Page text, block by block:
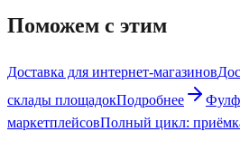
Поможем с этим
Доставка для интернет-магазинов
склады площадокПодробнее
маркетплейсовПолный цикл: